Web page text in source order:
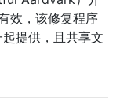
效，该修复程序
提供，且共享文